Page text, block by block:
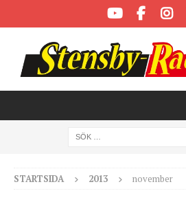
STARTSIDA 2013 november